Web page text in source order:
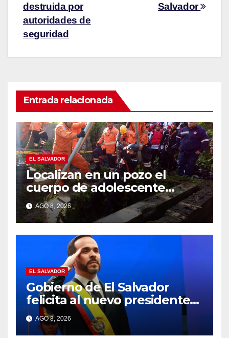
Salvador
destruida por
autoridades de
seguridad
Entrada relacionada
EL SALVADOR
Localizan en un pozo el
cuerpo de adolescente
desaparecido en Santa Ana
AGO 8, 2026
EL SALVADOR
Gobierno de El Salvador
felicita al nuevo presidente
de Colombia Abelardo de la
Espriella
AGO 8, 2026